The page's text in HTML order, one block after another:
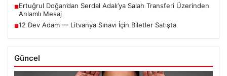
■Ertuğrul Doğan’dan Serdal Adalı’ya Salah Transferi Üzerinden
Anlamlı Mesaj
■12 Dev Adam — Litvanya Sınavı İçin Biletler Satışta
Güncel